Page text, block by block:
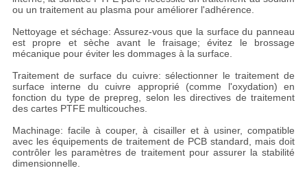
ou un traitement au plasma pour améliorer l'adhérence.
Nettoyage et séchage: Assurez-vous que la surface du panneau
est propre et sèche avant le fraisage; évitez le brossage
mécanique pour éviter les dommages à la surface.
Traitement de surface du cuivre: sélectionner le traitement de
surface interne du cuivre approprié (comme l'oxydation) en
fonction du type de prepreg, selon les directives de traitement
des cartes PTFE multicouches.
Machinage: facile à couper, à cisailler et à usiner, compatible
avec les équipements de traitement de PCB standard, mais doit
contrôler les paramètres de traitement pour assurer la stabilité
dimensionnelle.